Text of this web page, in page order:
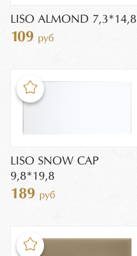
LISO ALMOND 7,3*14,8
109 руб
LISO SNOW CAP
9,8*19,8
189 руб